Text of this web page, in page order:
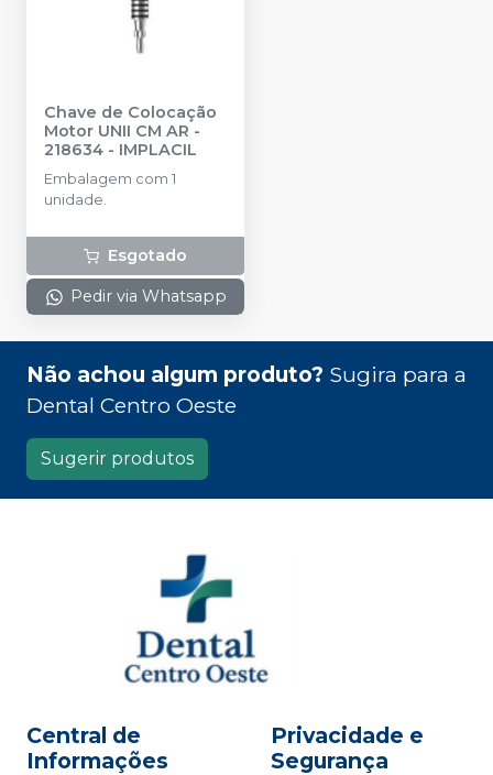
Chave de Colocação
Motor UNII CM AR -
218634 - IMPLACIL
Embalagem com 1
unidade.
Esgotado
Pedir via Whatsapp
Não achou algum produto? Sugira para a
Dental Centro Oeste
Sugerir produtos
Central de
Informações
Privacidade e
Segurança